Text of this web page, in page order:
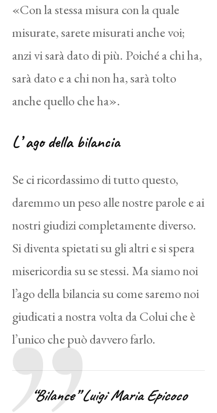
«Con la stessa misura con la quale
misurate, sarete misurati anche voi;
anzi vi sarà dato di più. Poiché a chi ha,
sarà dato e a chi non ha, sarà tolto
anche quello che ha».
L’ ago della bilancia
Se ci ricordassimo di tutto questo,
daremmo un peso alle nostre parole e ai
nostri giudizi completamente diverso.
Si diventa spietati su gli altri e si spera
misericordia su se stessi. Ma siamo noi
l’ago della bilancia su come saremo noi
giudicati a nostra volta da Colui che è
l’unico che può davvero farlo.
“Bilance”Luigi Maria Epicoco